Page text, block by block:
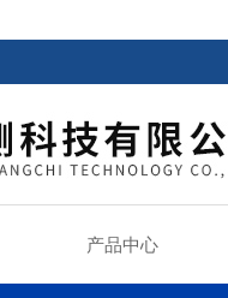
产品中心